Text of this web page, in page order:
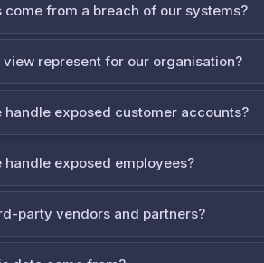
come from a breach of our systems?
represent for our organisation?
handle exposed customer accounts?
handle exposed employees?
party vendors and partners?